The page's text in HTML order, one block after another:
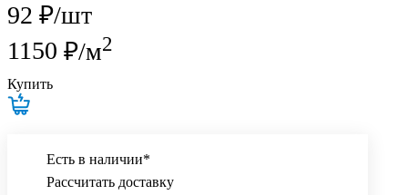
92 ₽/шт
1150 ₽/м2
Купить
Есть в наличии*
Рассчитать доставку